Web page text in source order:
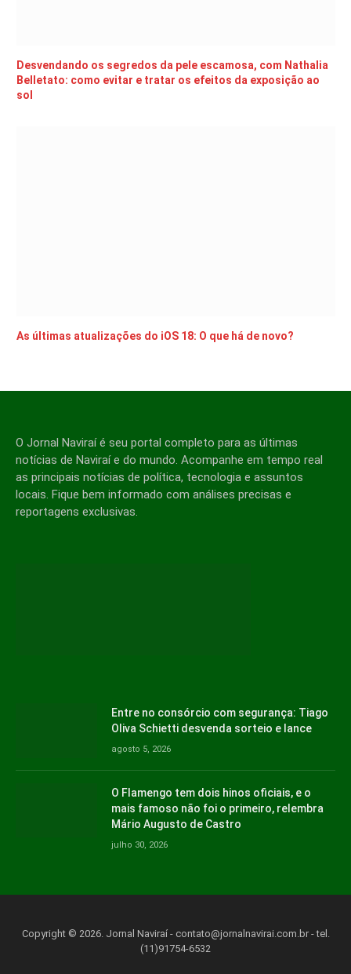
Desvendando os segredos da pele escamosa, com Nathalia
Belletato: como evitar e tratar os efeitos da exposição ao
sol
As últimas atualizações do iOS 18: O que há de novo?
O Jornal Naviraí é seu portal completo para as últimas
notícias de Naviraí e do mundo. Acompanhe em tempo real
as principais notícias de política, tecnologia e assuntos
locais. Fique bem informado com análises precisas e
reportagens exclusivas.
Entre no consórcio com segurança: Tiago
Oliva Schietti desvenda sorteio e lance
agosto 5, 2026
O Flamengo tem dois hinos oficiais, e o
mais famoso não foi o primeiro, relembra
Mário Augusto de Castro
julho 30, 2026
Copyright © 2026. Jornal Naviraí - contato@jornalnavirai.com.br- tel.
(11)91754-6532